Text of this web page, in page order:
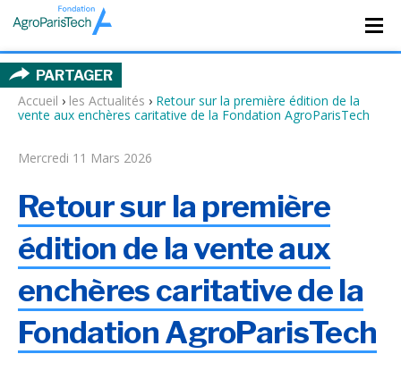
PARTAGER
Accueil › les Actualités › Retour sur la première édition de la
vente aux enchères caritative de la Fondation AgroParisTech
Mercredi 11 Mars 2026
Retour sur la première
édition de la vente aux
enchères caritative de la
Fondation AgroParisTech